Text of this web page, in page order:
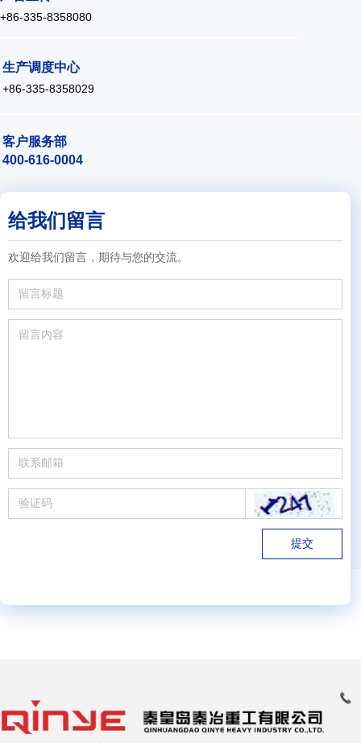
提交
给我们留言
提交
给我们留言
欢迎给我们留言，期待与您的交流。
+86-335-8358080
生产调度中心
+86-335-8358029
客户服务部
400-616-0004
끅